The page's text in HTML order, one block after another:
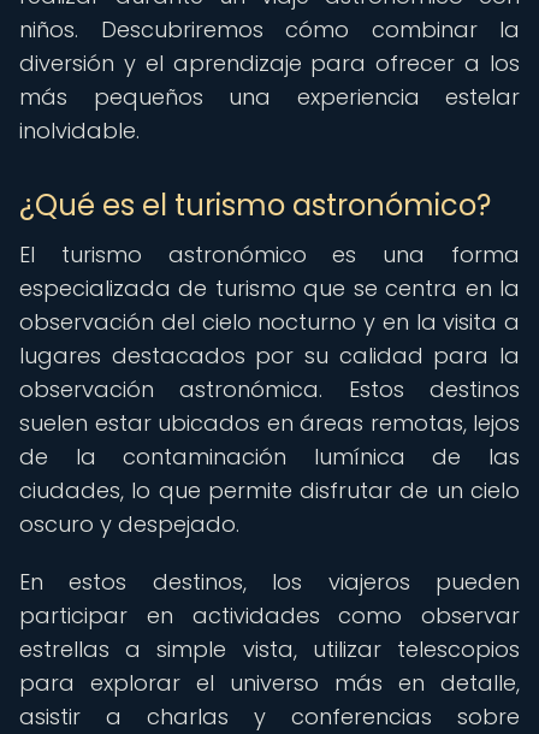
niños. Descubriremos cómo combinar la
diversión y el aprendizaje para ofrecer a los
más pequeños una experiencia estelar
inolvidable.
¿Qué es el turismo astronómico?
El turismo astronómico es una forma
especializada de turismo que se centra en la
observación del cielo nocturno y en la visita a
lugares destacados por su calidad para la
observación astronómica. Estos destinos
suelen estar ubicados en áreas remotas, lejos
de la contaminación lumínica de las
ciudades, lo que permite disfrutar de un cielo
oscuro y despejado.
En estos destinos, los viajeros pueden
participar en actividades como observar
estrellas a simple vista, utilizar telescopios
para explorar el universo más en detalle,
asistir a charlas y conferencias sobre